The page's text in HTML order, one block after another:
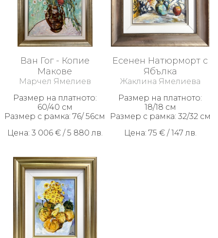
marchel@yameliev.com
Ван Гог - Копие
Макове
Марчел Ямелиев
Размер на платното:
60/40 см
Размер с рамка: 76/ 56см
Цена: 3 006 € / 5 880 лв.
Есенен Натюрморт с
Ябълка
Жаклина Ямелиева
Размер на платното:
18/18 см
Размер с рамка: 32/32 см
Цена: 75 € / 147 лв.